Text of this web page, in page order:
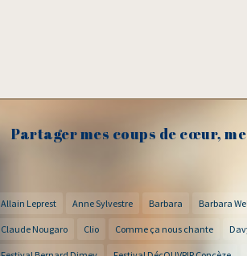
Partager mes coups de cœur,
Allain Leprest Anne Sylvestre Barbara Barbara
Claude Nougaro Clio Comme ça nous chante